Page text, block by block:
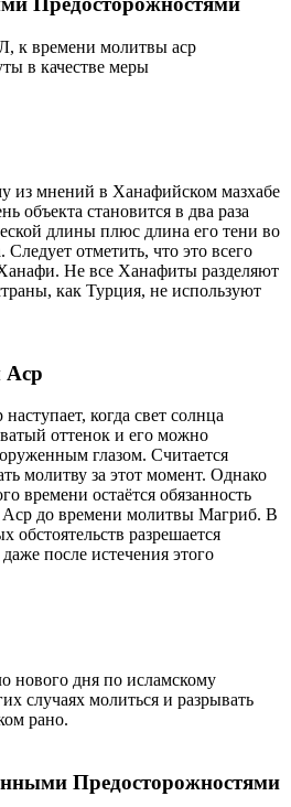
к времени молитвы аср
в качестве меры
из мнений в Ханафийском мазхабе
объекта становится в два раза
длины плюс длина его тени во
отметить, что это всего
Не все Ханафиты разделяют
как Турция, не используют
Аср
когда свет солнца
оттенок и его можно
глазом. Считается
молитву за этот момент. Однако
времени остаётся обязанность
Аср до времени молитвы Магриб. В
обстоятельств разрешается
после истечения этого
нового дня по исламскому
случаях молиться и разрывать
рано.
Предосторожностями